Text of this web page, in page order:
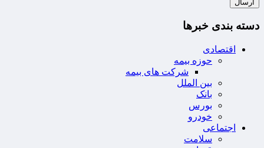
دسته بندی خبرها
اقتصادی
حوزه بیمه
شرکت های بیمه
بین الملل
بانک
بورس
خودرو
اجتماعی
سلامت